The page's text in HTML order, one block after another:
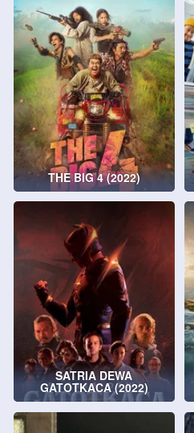
THE BIG 4 (2022)
SATRIA DEWA
GATOTKACA (2022)